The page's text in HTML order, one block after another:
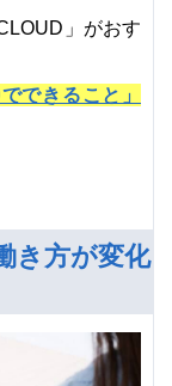
」がおす
できること」
き方が変化